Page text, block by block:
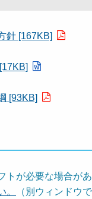
針 [167KB]
[93KB]
が必要な場合があ
。
（別ウィンドウ